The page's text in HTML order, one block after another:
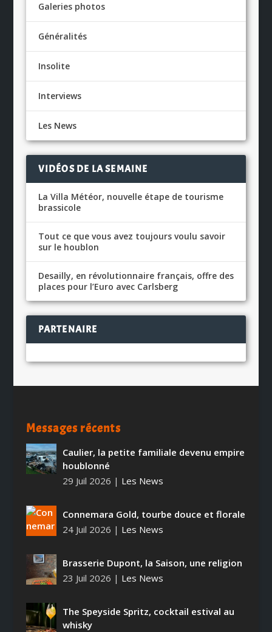
Galeries photos
Généralités
Insolite
Interviews
Les News
VIDÉOS DE LA SEMAINE
La Villa Météor, nouvelle étape de tourisme
brassicole
Tout ce que vous avez toujours voulu savoir
sur le houblon
Desailly, en révolutionnaire français, offre des
places pour l’Euro avec Carlsberg
PARTENAIRE
Messages récents
Caulier, la petite familiale devenu empire
houblonné
29 Juil 2026 | Les News
Connemara Gold, tourbe douce et florale
24 Juil 2026 | Les News
Brasserie Dupont, la Saison, une religion
23 Juil 2026 | Les News
The Speyside Spritz, cocktail estival au
whisky